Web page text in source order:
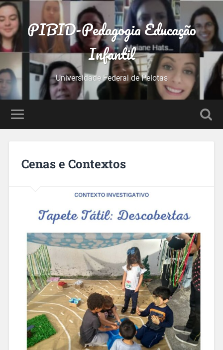
PIBID-Pedagogia Educação
Infantil
Universidade Federal de Pelotas
Cenas e Contextos